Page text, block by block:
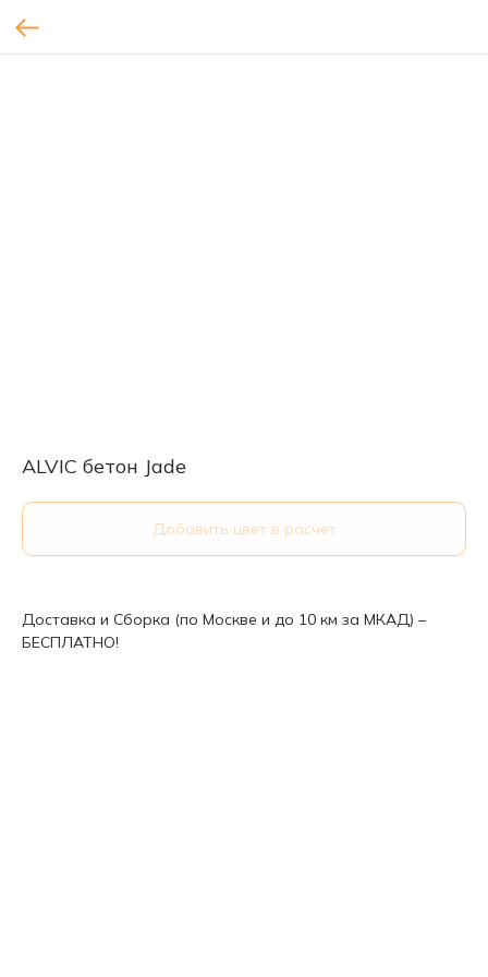
ALVIC бетон Jade
Добавить цвет в расчет
Доставка и Сборка (по Москве и до 10 км за МКАД) –
БЕСПЛАТНО!